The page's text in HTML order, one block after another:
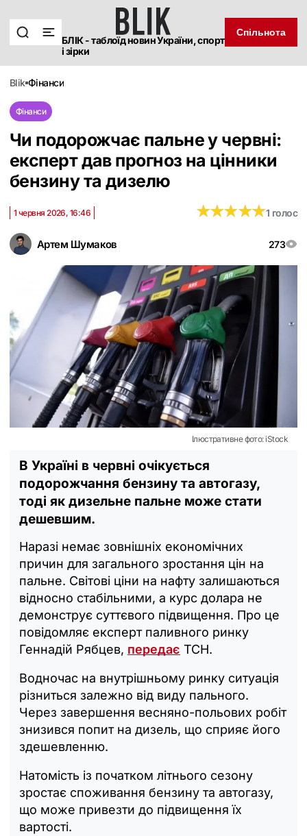
БЛІК - таблоїд новин України, спорт
і зірки
Спільнота
blik фінанси
Фінанси
Чи подорожчає пальне у червні:
експерт дав прогноз на цінники
бензину та дизелю
Артем Шумаков 273
1 червня 2026, 16:46 ★★★★★
★★★★★1 голос
Ілюстративне фото: iStock
В Україні в червні очікується
подорожчання бензину та автогазу,
тоді як дизельне пальне може стати
дешевшим.
Наразі немає зовнішніх економічних
причин для загального зростання цін на
пальне. Світові ціни на нафту залишаються
відносно стабільними, а курс долара не
демонструє суттєвого підвищення. Про це
повідомляє експерт паливного ринку
Геннадій Рябцев, передає ТСН.
Водночас на внутрішньому ринку ситуація
різниться залежно від виду пального.
Через завершення весняно-польових робіт
знизився попит на дизель, що сприяє його
здешевленню.
Натомість із початком літнього сезону
зростає споживання бензину та автогазу,
що може привезти до підвищення їх
вартості.